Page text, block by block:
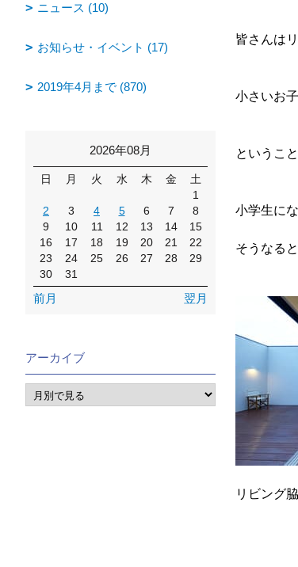
皆さんは
小さいお
というこ
小学生に
そうなる
リビング
ニュース (10)
お知らせ・イベント (17)
2019年4月まで (870)
2026年08月
日 月 火 水 木 金
土
1
2
3 4 5 6 7
8
9
10 11 12 13 14
15
16
17 18 19 20 21
22
23
24 25 26 27 28
29
30
31
前月 翌月
アーカイブ